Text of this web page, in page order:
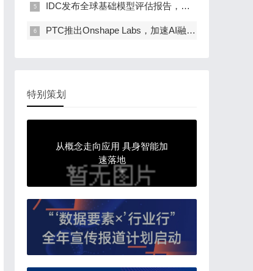
IDC发布全球基础模型评估报告，阿里云是唯一入…
PTC推出Onshape Labs，加速AI融入产品开发流程
特别策划
从概念走向应用 具身智能加
速落地